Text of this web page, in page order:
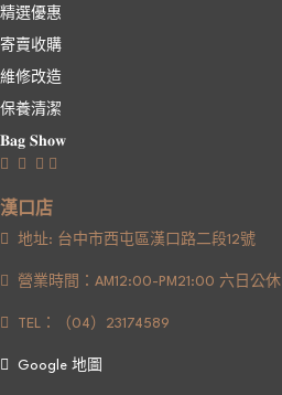
精選優惠
寄賣收購
維修改造
保養清潔
𝐁𝐚𝐠 𝐒𝐡𝐨𝐰
漢口店
地址: 台中市西屯區漢口路二段12號
營業時間：AM12:00-PM21:00 六日公休
TEL：（04）23174589
Google 地圖